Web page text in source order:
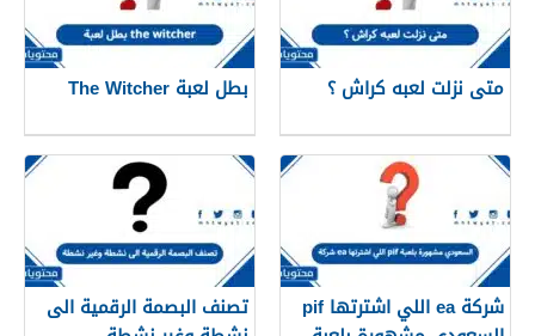
متى نزلت لعبه كراش ؟ بطل لعبة The Witcher
شركة ea اللي اشترتها pif
تصنف البصمة الرقمية الى